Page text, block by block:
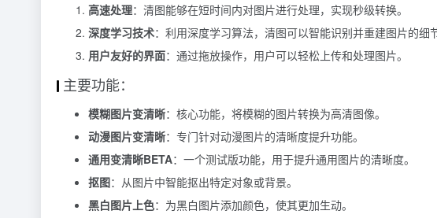
高速处理：清图能够在短时间内对图片进行处理，实现秒级转换。
深度学习技术：利用深度学习算法，清图可以智能识别并重建图片的细
用户友好的界面：通过拖放操作，用户可以轻松上传和处理图片。
主要功能：
模糊图片变清晰：核心功能，将模糊的图片转换为高清图像。
动漫图片变清晰：专门针对动漫图片的清晰度提升功能。
通用变清晰BETA：一个测试版功能，用于提升通用图片的清晰度。
抠图：从图片中智能抠出特定对象或背景。
黑白图片上色：为黑白图片添加颜色，使其更加生动。